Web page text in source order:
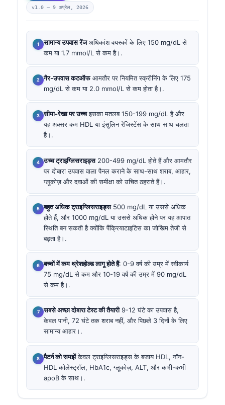
v1.0 — 9 अप्रैल, 2026
सामान्य उपवास रेंजअधिकांश वयस्कों के लिए 150 mg/dL से
कम या 1.7 mmol/L से कम है।.
गैर-उपवास कटऑफआमतौर पर नियमित स्क्रीनिंग के लिए 175
mg/dL से कम या 2.0 mmol/L से कम होता है।.
सीमा-रेखा पर उच्चइसका मतलब 150-199 mg/dL है और
यह अक्सर कम HDL या इंसुलिन रेजिस्टेंस के साथ साथ चलता
है।.
उच्च ट्राइग्लिसराइड्स200-499 mg/dL होते हैं और आमतौर
पर दोबारा उपवास वाला पैनल कराने के साथ-साथ शराब, आहार,
ग्लूकोज़ और दवाओं की समीक्षा को उचित ठहराते हैं।.
बहुत अधिक ट्राइग्लिसराइड्स500 mg/dL या उससे अधिक
होते हैं, और 1000 mg/dL या उससे अधिक होने पर यह आपात
स्थिति बन सकती है क्योंकि पैंक्रियाटाइटिस का जोखिम तेजी से
बढ़ता है।.
बच्चों में कम थ्रेशहोल्ड लागू होते हैं: 0-9 वर्ष की उम्र में स्वीकार्य
75 mg/dL से कम और 10-19 वर्ष की उम्र में 90 mg/dL
से कम है।.
सबसे अच्छा दोबारा टेस्ट की तैयारी9-12 घंटे का उपवास है,
केवल पानी, 72 घंटे तक शराब नहीं, और पिछले 3 दिनों के लिए
सामान्य आहार।.
पैटर्न को समझेंकेवल ट्राइग्लिसराइड्स के बजाय HDL, नॉन-
HDL कोलेस्ट्रॉल, HbA1c, ग्लूकोज़, ALT, और कभी-कभी
apoB के साथ।.